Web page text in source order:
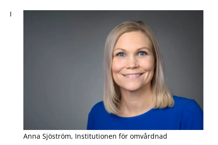
Anna Sjöström, Institutionen för omvårdnad
I